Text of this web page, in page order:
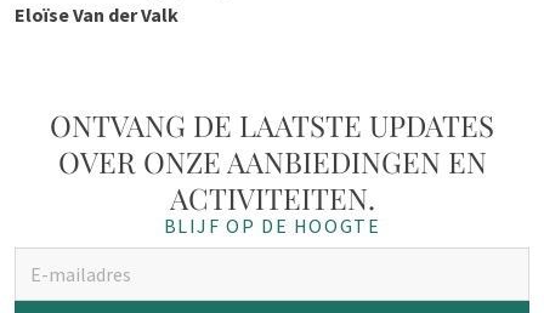
Eloïse Van der Valk
ONTVANG DE LAATSTE UPDATES
OVER ONZE AANBIEDINGEN EN
ACTIVITEITEN.
BLIJF OP DE HOOGTE